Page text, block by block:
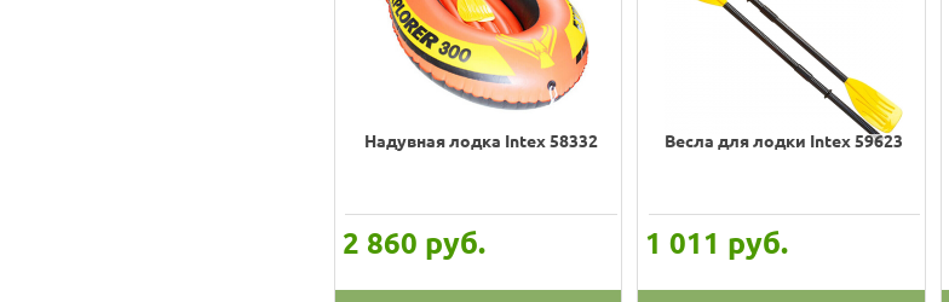
Надувная лодка Intex 58332
2 860 руб.
Весла для лодки Intex 59623
1 011 руб.